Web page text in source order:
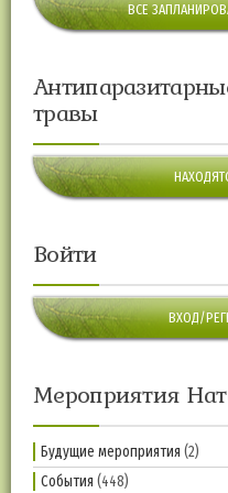
ВСЕ
травы
Войти
ВХОД/
Мероприятия
Будущие мероприятия (2)
События (448)